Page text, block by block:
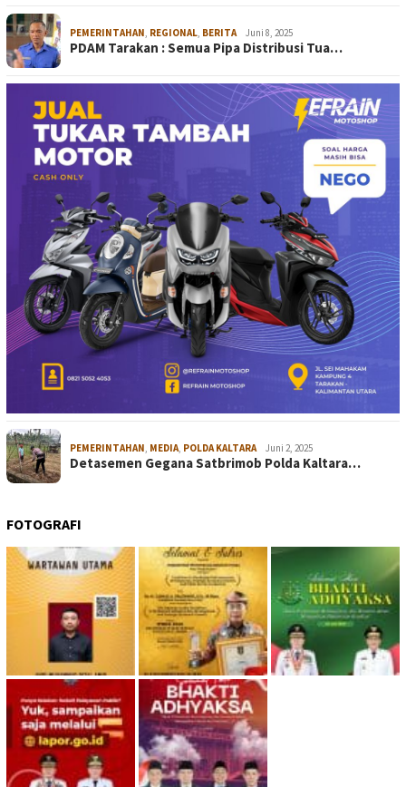
PEMERINTAHAN, REGIONAL, BERITA Juni 8, 2025
PDAM Tarakan : Semua Pipa Distribusi Tua…
PEMERINTAHAN, MEDIA, POLDA KALTARA Juni 2, 2025
Detasemen Gegana Satbrimob Polda Kaltara…
FOTOGRAFI